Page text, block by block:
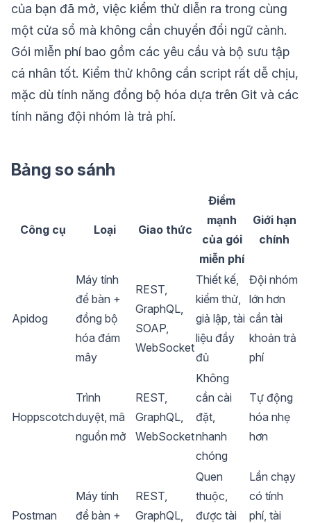
của bạn đã mở, việc kiểm thử diễn ra trong cùng
một cửa sổ mà không cần chuyển đổi ngữ cảnh.
Gói miễn phí bao gồm các yêu cầu và bộ sưu tập
cá nhân tốt. Kiểm thử không cần script rất dễ chịu,
mặc dù tính năng đồng bộ hóa dựa trên Git và các
tính năng đội nhóm là trả phí.
Bảng so sánh
Công cụ Loại Giao thức
Điểm
mạnh
của gói
miễn phí
Giới hạn
chính
Apidog
Máy tính
để bàn +
đồng bộ
hóa đám
mây
REST,
GraphQL,
SOAP,
WebSocket
Thiết kế,
kiểm thử,
giả lập, tài
liệu đầy
đủ
Đội nhóm
lớn hơn
cần tài
khoản trả
phí
Hoppscotch
Trình
duyệt, mã
nguồn mở
REST,
GraphQL,
WebSocket
Không
cần cài
đặt,
nhanh
chóng
Tự động
hóa nhẹ
hơn
Postman
Máy tính
để bàn +
REST,
GraphQL,
Quen
thuộc,
được tài
Lần chạy
có tính
phí, tài